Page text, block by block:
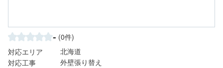
- (0件)
対応エリア
北海道
対応工事
外壁張り替え